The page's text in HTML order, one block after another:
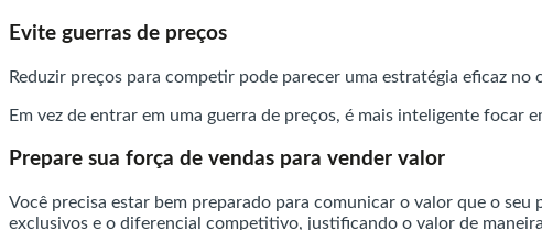
Evite guerras de preços
Reduzir preços para competir pode parecer uma estratégia eficaz
Em vez de entrar em uma guerra de preços, é mais inteligente
Prepare sua força de vendas para vender valor
Você precisa estar bem preparado para comunicar o valor que o
exclusivos e o diferencial competitivo, justificando o valor de